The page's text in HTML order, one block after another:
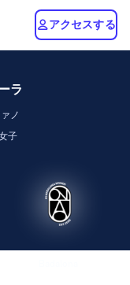
アクセスする
ラ
ノ
子